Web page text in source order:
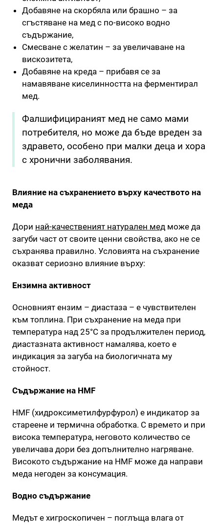
Добавяне на скорбяла или брашно – за
сгъстяване на мед с по-високо водно
съдържание,
Смесване с желатин – за увеличаване на
вискозитета,
Добавяне на креда – прибавя се за
намавяване киселинността на ферментирал
мед.
Фалшифицираният мед не само мами
потребителя, но може да бъде вреден за
здравето, особено при малки деца и хора
с хронични заболявания.
Влияние на съхранението върху качеството на
меда
Дори най-качественият натурален мед може да
загуби част от своите ценни свойства, ако не се
съхранява правилно. Условията на съхранение
оказват сериозно влияние върху:
Ензимна активност
Основният ензим – диастаза – е чувствителен
към топлина. При съхранение на меда при
температура над 25°C за продължителен период,
диастазната активност намалява, което е
индикация за загуба на биологичната му
стойност.
Съдържание на HMF
HMF (хидроксиметилфурфурол) е индикатор за
стареене и термична обработка. С времето и при
висока температура, неговото количество се
увеличава дори без допълнително нагряване.
Високото съдържание на HMF може да направи
меда негоден за консумация.
Водно съдържание
Медът е хигроскопичен – поглъща влага от